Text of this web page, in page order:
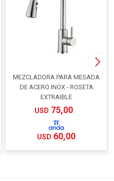
MEZCLADORA PARA MESADA
DE ACERO INOX - ROSETA
EXTRAIBLE
USD 75,00
USD 60,00